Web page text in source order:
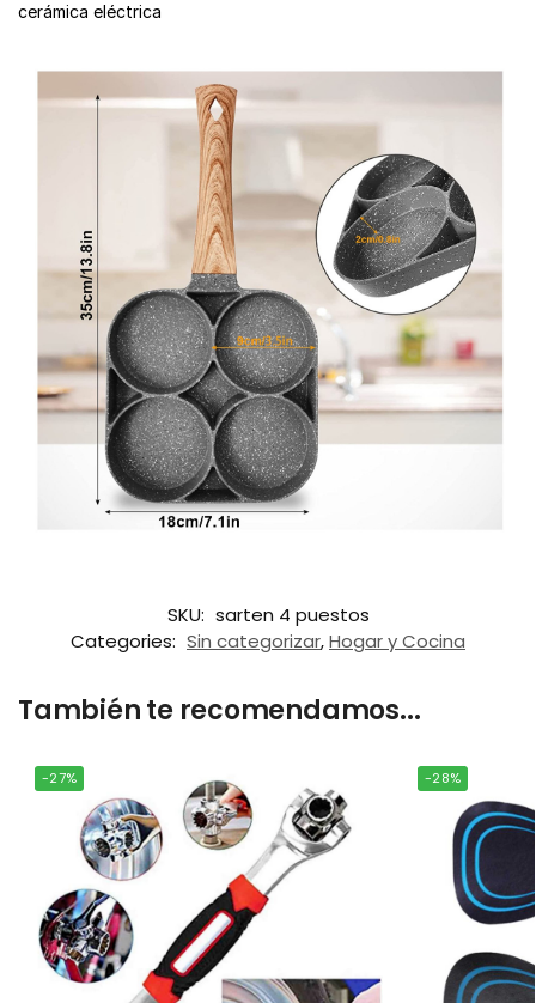
cerámica eléctrica
SKU: sarten 4 puestos
Categories: Sin categorizar,Hogar y Cocina
También te recomendamos...
-27% -28%